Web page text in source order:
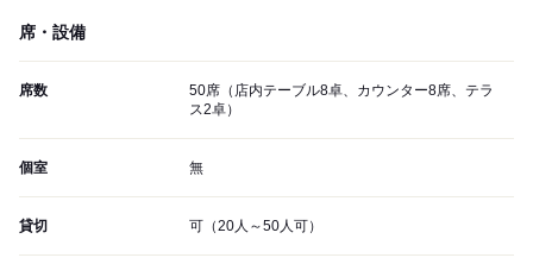
席・設備
席数
50席（店内テーブル8卓、カウンター8席、テラ
ス2卓）
個室 無
貸切 可（20人～50人可）